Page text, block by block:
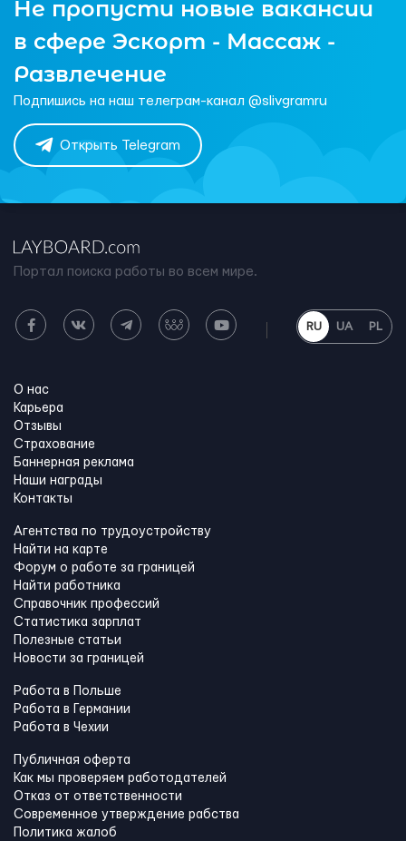
Не пропусти новые вакансии
в сфере Эскорт - Массаж -
Развлечение
Подпишись на наш телеграм-канал @slivgramru
Открыть Telegram
Портал поиска работы во всем мире.
RU UA PL
О нас
Карьера
Отзывы
Страхование
Баннерная реклама
Наши награды
Контакты
Агентства по трудоустройству
Найти на карте
Форум о работе за границей
Найти работника
Справочник профессий
Статистика зарплат
Полезные статьи
Новости за границей
Работа в Польше
Работа в Германии
Работа в Чехии
Публичная оферта
Как мы проверяем работодателей
Отказ от ответственности
Современное утверждение рабства
Политика жалоб